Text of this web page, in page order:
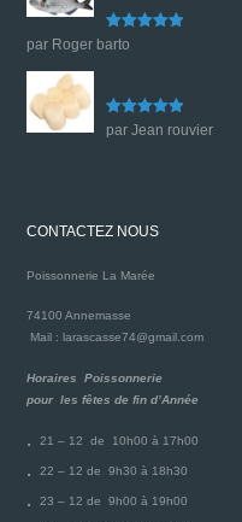
Note
par Roger barto
Note5sur
5
par Jean rouvier
CONTACTEZ NOUS
Poissonnerie La
74100
Mail : larascasse74@gmail.com
Horaires Poissonnerie
pour les fêtes de fin d’Année
21 – 12 de 10h00 à 17h00
22 – 12 de 9h30 à 18h30
23 – 12 de 9h00 à 19h00